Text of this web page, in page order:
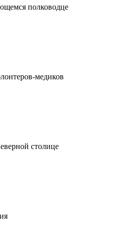
полководце
медиков
столице